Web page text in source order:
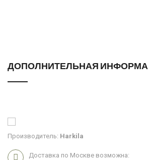
ДОПОЛНИТЕЛЬНАЯ
Производитель: Harkila
Доставка по Москве возможна: